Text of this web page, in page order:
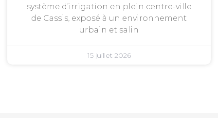
système d’irrigation en plein centre-ville
de Cassis, exposé à un environnement
urbain et salin
15 juillet 2026